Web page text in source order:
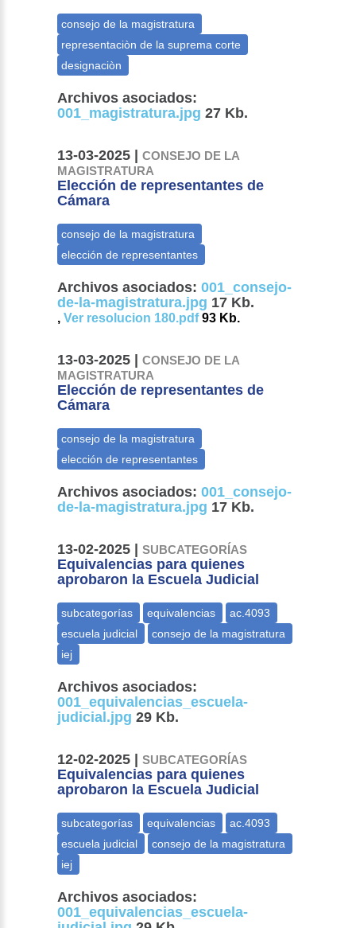
Archivos asociados:
001_magistratura.jpg 27 Kb.
13-03-2025 |CONSEJO DE LA
MAGISTRATURA
Elección de representantes de
Cámara
Archivos asociados: 001_consejo-
de-la-magistratura.jpg 17 Kb.
,Ver resolucion 180.pdf93 Kb.
13-03-2025 |CONSEJO DE LA
MAGISTRATURA
Elección de representantes de
Cámara
Archivos asociados: 001_consejo-
de-la-magistratura.jpg 17 Kb.
13-02-2025 |SUBCATEGORÍAS
Equivalencias para quienes
aprobaron la Escuela Judicial
Archivos asociados:
001_equivalencias_escuela-
judicial.jpg 29 Kb.
12-02-2025 |SUBCATEGORÍAS
Equivalencias para quienes
aprobaron la Escuela Judicial
Archivos asociados:
001_equivalencias_escuela-